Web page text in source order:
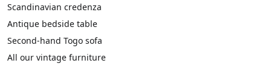
Scandinavian credenza
Antique bedside table
Second-hand Togo sofa
All our vintage furniture